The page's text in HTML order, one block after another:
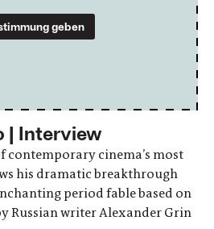
geben
| Interview
contemporary cinema’s most
his dramatic breakthrough
period fable based on
Russian writer Alexander Grin